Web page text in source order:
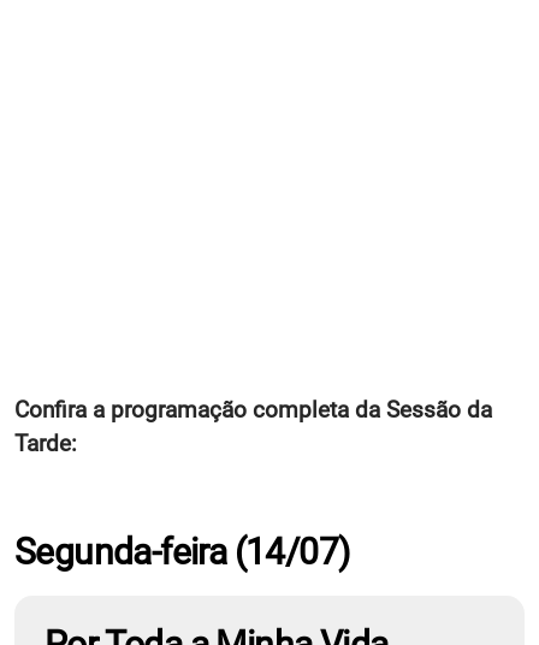
Confira a programação completa da Sessão da
Tarde:
Segunda-feira (14/07)